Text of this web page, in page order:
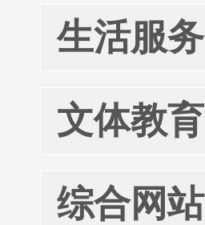
生活服务
文体教育
综合网站